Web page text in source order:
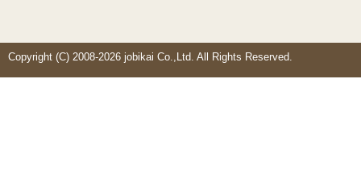
Copyright (C) 2008-2026 jobikai Co.,Ltd. All Rights Reserved.